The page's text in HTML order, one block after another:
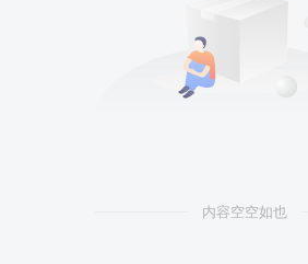
内容空空如也